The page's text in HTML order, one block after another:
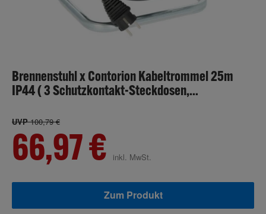
Brennenstuhl x Contorion Kabeltrommel 25m
IP44 ( 3 Schutzkontakt-Steckdosen,
UVP100,79 €
66,97 € inkl. MwSt.
Zum Produkt